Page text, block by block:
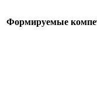
Формируемые